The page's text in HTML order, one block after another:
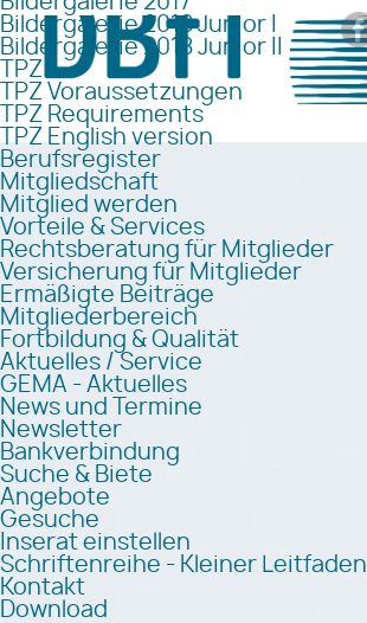
Bildergalerie 2018 Junior I
Bildergalerie 2018 Junior II
TPZ
TPZ Voraussetzungen
TPZ Requirements
TPZ English version
Berufsregister
Mitgliedschaft
Mitglied werden
Vorteile & Services
Rechtsberatung für Mitglieder
Versicherung für Mitglieder
Ermäßigte Beiträge
Mitgliederbereich
Fortbildung & Qualität
Aktuelles / Service
GEMA - Aktuelles
News und Termine
Newsletter
Bankverbindung
Suche & Biete
Angebote
Gesuche
Inserat einstellen
Schriftenreihe - Kleiner Leitfaden
Kontakt
Download